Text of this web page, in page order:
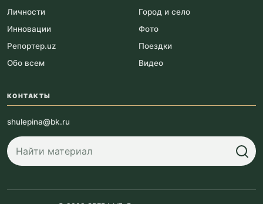
Личности
Город и село
Инновации
Фото
Репортер.uz
Поездки
Обо всем
Видео
КОНТАКТЫ
shulepina@bk.ru